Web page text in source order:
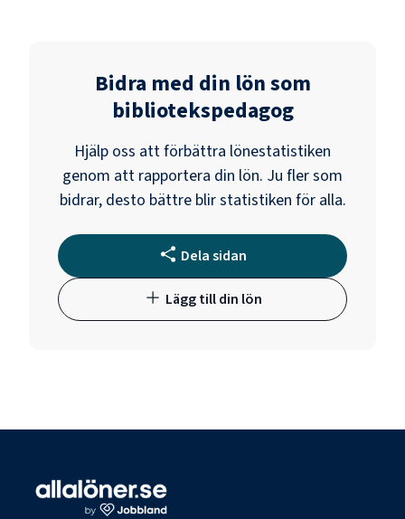
Bidra med din lön som
bibliotekspedagog
Hjälp oss att förbättra lönestatistiken
genom att rapportera din lön. Ju fler som
bidrar, desto bättre blir statistiken för alla.
Dela sidan
Lägg till din lön